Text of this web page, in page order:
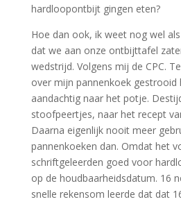
hardloopontbijt gingen eten?
Hoe dan ook, ik weet nog wel
dat we aan onze ontbijttafel
wedstrijd. Volgens mij de CPC.
over mijn pannenkoek gestrooid
aandachtig naar het potje.
stoofpeertjes, naar het recept
Daarna eigenlijk nooit meer
pannenkoeken dan. Omdat het
schriftgeleerden goed voor
op de houdbaarheidsdatum. 16
snelle rekensom leerde dat dat